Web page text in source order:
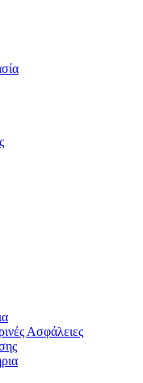
Ασφάλειες